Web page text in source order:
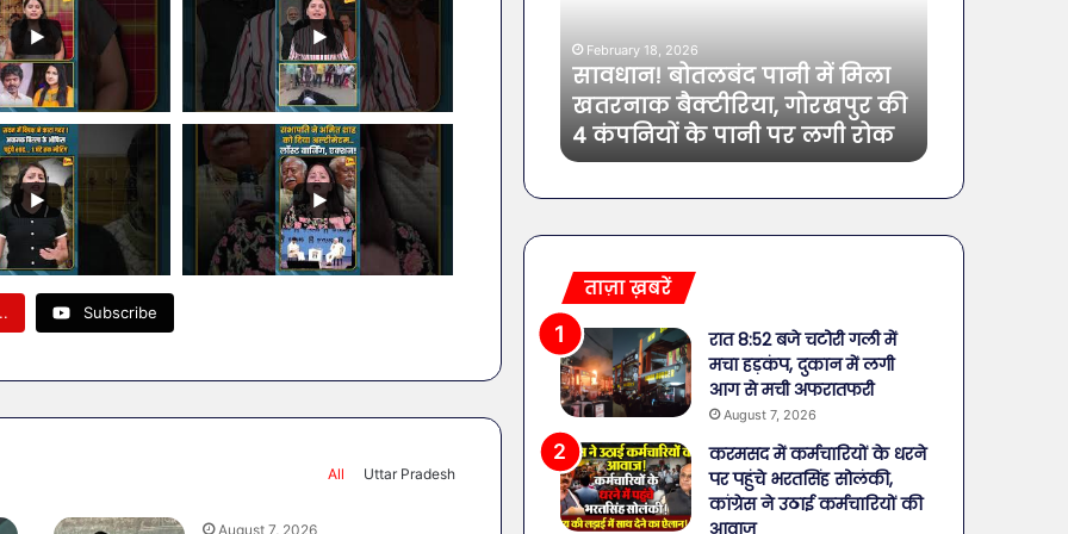
Subscribe
All Uttar Pradesh
August 7, 2026
से बचना है?
शामिल करें ये 7
खतरनाक
बैक्टीरिया,
गोरखपुर
की
कंपनियों
लगी
February 18, 2026
सावधान! बोतलबंद पानी में मिला
खतरनाक बैक्टीरिया, गोरखपुर की
4 कंपनियों के पानी पर लगी रोक
की
एक्ट्रेस
शामिल
February 11, 2026
बॉलीवुड की तलाकशुदा हसीनाएं,
इतने साल की एक्ट्रेस भी शामिल
ताज़ा ख़बरें
रात 8:52 बजे चटोरी गली में
मचा हड़कंप, दुकान में लगी
आग से मची अफरातफरी
August 7, 2026
करमसद में कर्मचारियों के धरने
पर पहुंचे भरतसिंह सोलंकी,
कांग्रेस ने उठाई कर्मचारियों की
आवाज